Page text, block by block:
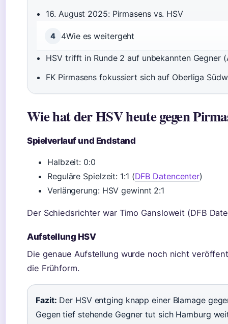
16. August 2025: Pirmasens vs. HSV
4 4Wie es weitergeht
HSV trifft in Runde 2 auf unbekannten Gegner
FK Pirmasens fokussiert sich auf Oberliga
Wie hat der HSV heute gegen
Spielverlauf und Endstand
Halbzeit: 0:0
Reguläre Spielzeit: 1:1 (DFB Datencenter)
Verlängerung: HSV gewinnt 2:1
Der Schiedsrichter war Timo Gansloweit (DFB
Aufstellung HSV
Die genaue Aufstellung wurde noch nicht
die Frühform.
Fazit: Der HSV entging knapp einer Blamage
Gegen tief stehende Gegner tut sich Hamburg